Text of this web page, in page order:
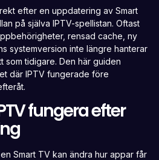
efter en uppdatering av Smart
på själva IPTV-spellistan. Oftast
rensad cache, ny
systemversion inte längre hanterar
som tidigare. Den här guiden
där IPTV fungerade före
fungera efter
Smart TV kan ändra hur appar får